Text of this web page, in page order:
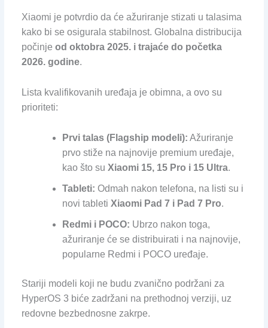
Xiaomi je potvrdio da će ažuriranje stizati u talasima
kako bi se osigurala stabilnost. Globalna distribucija
počinje od oktobra 2025. i trajaće do početka
2026. godine.
Lista kvalifikovanih uređaja je obimna, a ovo su
prioriteti:
Prvi talas (Flagship modeli): Ažuriranje
prvo stiže na najnovije premium uređaje,
kao što su Xiaomi 15, 15 Pro i 15 Ultra.
Tableti: Odmah nakon telefona, na listi su i
novi tableti Xiaomi Pad 7 i Pad 7 Pro.
Redmi i POCO: Ubrzo nakon toga,
ažuriranje će se distribuirati i na najnovije,
popularne Redmi i POCO uređaje.
Stariji modeli koji ne budu zvanično podržani za
HyperOS 3 biće zadržani na prethodnoj verziji, uz
redovne bezbednosne zakrpe.